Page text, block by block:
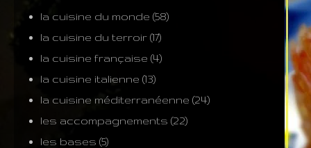
la cuisine du monde (58)
la cuisine du terroir (17)
la cuisine française (4)
la cuisine italienne (13)
la cuisine méditerranéenne (24)
les accompagnements (22)
les bases (5)